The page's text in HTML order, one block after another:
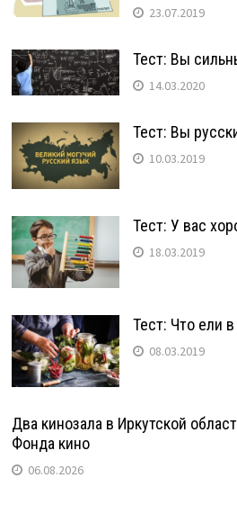
23.07.2019
Тест: Вы
14.03.2020
Тест: Вы
10.03.2019
Тест: У вас
18.03.2019
Тест: Что ели
08.03.2019
Два кинозала в Иркутской
Фонда кино
06.08.2026